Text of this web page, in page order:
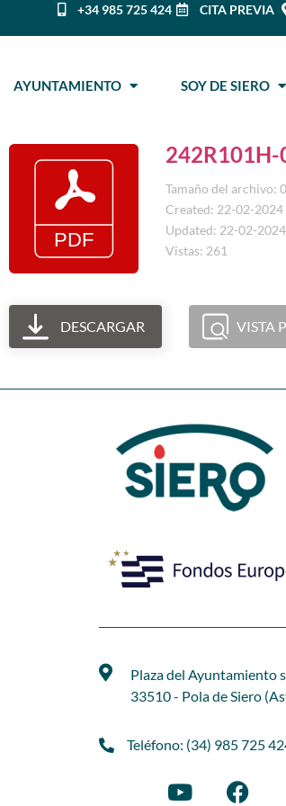
+34 985 725 424 CITA PREVIA
AYUNTAMIENTO SOY DE SIERO
Tamaño del archivo:
Created: 22-02-2024
Updated: 22-02-2024
Vistas: 261
DESCARGAR VISTA
Plaza del Ayuntamiento
33510 - Pola de Siero
Teléfono: (34) 985 725